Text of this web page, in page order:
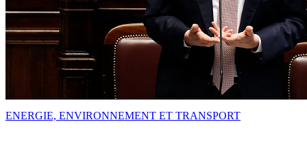
ENERGIE, ENVIRONNEMENT ET TRANSPORT